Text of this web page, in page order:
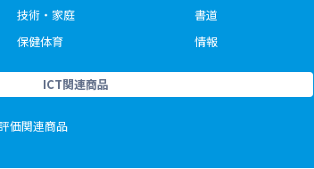
技術・家庭
保健体育
書道
情報
ICT関連商品
価関連商品